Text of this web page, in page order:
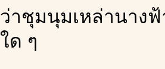
ว่าชุมนุมเหล่านาง
ใด ๆ